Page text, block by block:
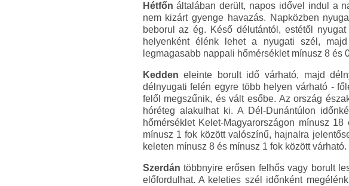
Hétfőn általában derült, napos idővel indul a
nem kizárt gyenge havazás. Napközben
beborul az ég. Késő délutántól, estétől
helyenként élénk lehet a nyugati szél,
legmagasabb nappali hőmérséklet mínusz 8 és
Kedden eleinte borult idő várható, majd
délnyugati felén egyre több helyen várható -
felől megszűnik, és vált esőbe. Az ország
hóréteg alakulhat ki. A Dél-Dunántúlon
hőmérséklet Kelet-Magyarországon mínusz
mínusz 1 fok között valószínű, hajnalra
keleten mínusz 8 és mínusz 1 fok között várható.
Szerdán többnyire erősen felhős vagy borult
előfordulhat. A keleties szél időnként